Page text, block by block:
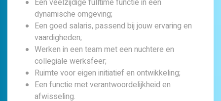
Een veelzijdige fulltime functie in een
dynamische omgeving;
Een goed salaris, passend bij jouw ervaring en
vaardigheden;
Werken in een team met een nuchtere en
collegiale werksfeer;
Ruimte voor eigen initiatief en ontwikkeling;
Een functie met verantwoordelijkheid en
afwisseling.